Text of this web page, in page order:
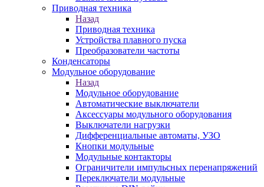
Приводная техника
Назад
Приводная техника
Устройства плавного пуска
Преобразователи частоты
Конденсаторы
Модульное оборудование
Назад
Модульное оборудование
Автоматические выключатели
Аксессуары модульного оборудования
Выключатели нагрузки
Дифференциальные автоматы, УЗО
Кнопки модульные
Модульные контакторы
Ограничители импульсных перенапряжений
Переключатели модульные